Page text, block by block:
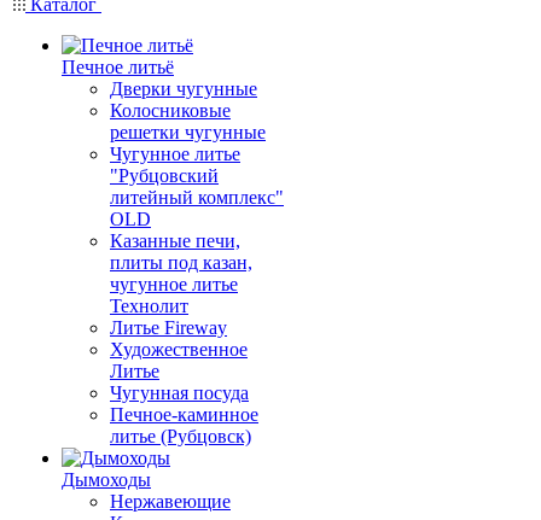
Каталог
Печное литьё
Дверки чугунные
Колосниковые
решетки чугунные
Чугунное литье
"Рубцовский
литейный комплекс"
OLD
Казанные печи,
плиты под казан,
чугунное литье
Технолит
Литье Fireway
Художественное
Литье
Чугунная посуда
Печное-каминное
литье (Рубцовск)
Дымоходы
Нержавеющие